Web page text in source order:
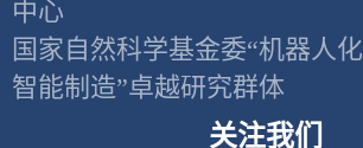
中心
国家自然科学基金委“机器人化
智能制造”卓越研究群体
关注我们